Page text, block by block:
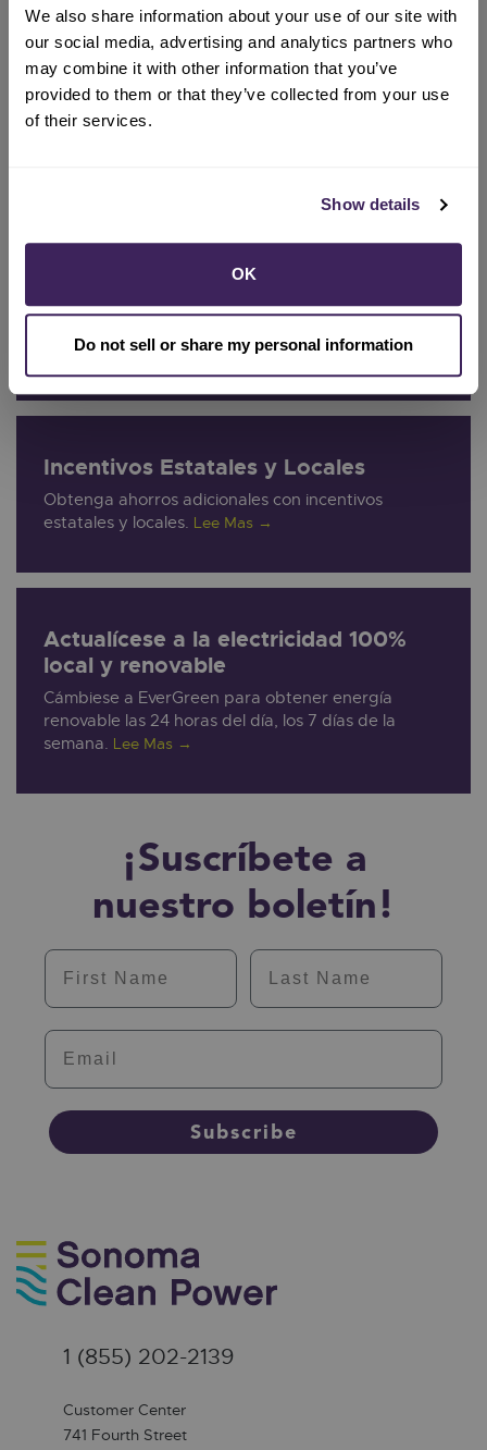
We also share information about your use of our site with
our social media, advertising and analytics partners who
may combine it with other information that you’ve
provided to them or that they’ve collected from your use
of their services.
Show details
OK
Do not sell or share my personal information
SCP Rewards
Reciba reembolsos por mejoras en cocina,
facturación de energía solar.Lee Mas→
Incentivos Estatales y Locales
Obtenga ahorros adicionales con incentivos
estatales y locales. Lee Mas →
Actualícese a la electricidad 100%
local y renovable
Cámbiese a EverGreen para obtener energía
renovable las 24 horas del día, los 7 días de la
semana. Lee Mas →
¡Suscríbete a
nuestro boletín!
First Name Last Name
Email
Subscribe
1 (855) 202-2139
Customer Center
741 Fourth Street